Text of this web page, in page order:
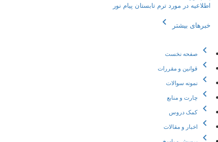
اطلاعیه در مورد ترم تابستان پیام نور
خبرهای بیشتر chevron_left
chevron_left صفحه نخست
chevron_left قوانین و مقررات
chevron_left نمونه سوالات
chevron_left چارت و منابع
chevron_left کمک دروس
chevron_left اخبار و مقالات
chevron_left